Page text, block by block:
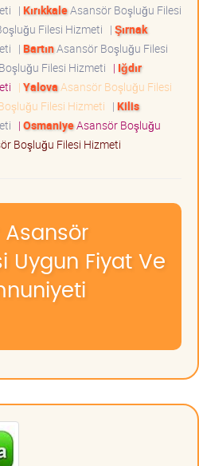
| KırıkkaleAsansör Boşluğu Filesi
Filesi Hizmeti | Şırnak
| BartınAsansör Boşluğu Filesi
Filesi Hizmeti | Iğdır
| Yalova Asansör Boşluğu Filesi
Filesi Hizmeti | Kilis
| OsmaniyeAsansör Boşluğu
Boşluğu Filesi Hizmeti
Asansör
Uygun Fiyat Ve